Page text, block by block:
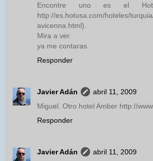
Encontre uno es el
http://es.hotusa.com/hoteles/
avicenna.html).
Mira a ver.
ya me contaras.
Responder
Javier Adán
abril 11, 2009
Miguel. Otro hotel Amber http://
Responder
Javier Adán
abril 11, 2009